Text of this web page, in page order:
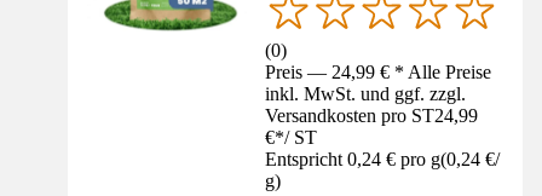
(0)
Preis — 24,99 € * Alle Preise
inkl. MwSt. und ggf. zzgl.
Versandkosten pro ST24,99
€*/ ST
Entspricht 0,24 € pro g(0,24 €/
g)